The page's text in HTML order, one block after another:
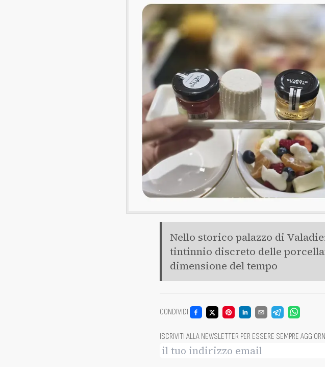
Nello storico palazzo di
tintinnio discreto delle
dimensione del tempo
CONDIVIDI:
ISCRIVITI ALLA NEWSLETTER PER ESSERE SEMPRE